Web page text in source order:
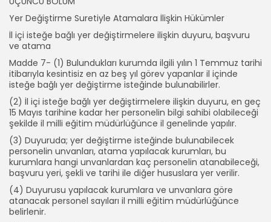
Yer Değiştirme Suretiyle Atamalara İlişkin Hükümler
İl içi isteğe bağlı yer değiştirmelere ilişkin duyuru, başvuru
ve atama
Madde 7- (1) Bulundukları kurumda ilgili yılın 1 Temmuz tarihi
itibarıyla kesintisiz en az beş yıl görev yapanlar il içinde
isteğe bağlı yer değiştirme isteğinde bulunabilirler.
(2) İl içi isteğe bağlı yer değiştirmelere ilişkin duyuru, en geç
15 Mayıs tarihine kadar her personelin bilgi sahibi olabileceği
şekilde il milli eğitim müdürlüğünce il genelinde yapılır.
(3) Duyuruda; yer değiştirme isteğinde bulunabilecek
personelin unvanları, atama yapılacak kurumları, bu
kurumlara hangi unvanlardan kaç personelin atanabileceği,
başvuru yeri, şekli ve tarihi ile diğer hususlara yer verilir.
(4) Duyurusu yapılacak kurumlara ve unvanlara göre
atanacak personel sayıları il milli eğitim müdürlüğünce
belirlenir.